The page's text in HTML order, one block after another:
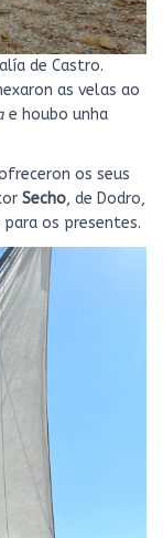
de Castro.
as velas ao
e houbo unha
os seus
Secho, de Dodro,
para os presentes.